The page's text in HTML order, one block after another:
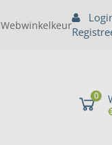
Webwinkelkeur
0